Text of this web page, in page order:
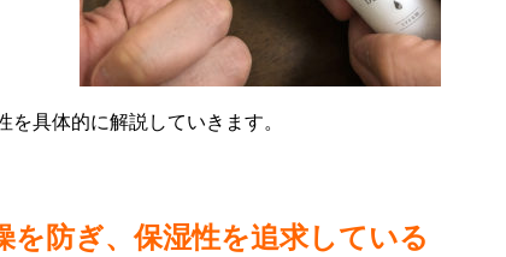
を具体的に解説していきます。
を防ぎ、保湿性を追求している